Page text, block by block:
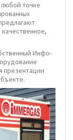
точке
Инфо-
презентации